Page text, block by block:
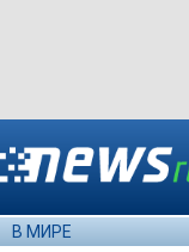
В МИРЕ